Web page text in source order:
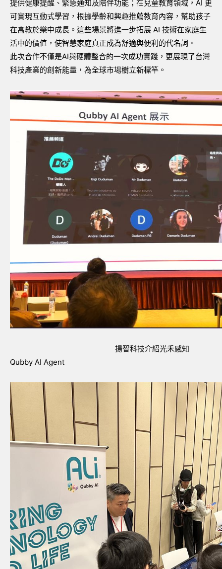
提供健康提醒、緊急通知及陪伴功能；在兒童教育領域，AI 更
可實現互動式學習，根據學齡和興趣推薦教育內容，幫助孩子
在寓教於樂中成長。這些場景將進一步拓展 AI 技術在家庭生
活中的價值，使智慧家庭真正成為舒適與便利的代名詞。
此次合作不僅是AI與硬體整合的一次成功實踐，更展現了台灣
科技產業的創新能量，為全球市場樹立新標竿。
揚智科技介紹光禾感知
Qubby AI Agent